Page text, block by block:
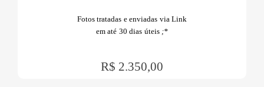
Fotos tratadas e enviadas via Link
em até 30 dias úteis ;*
R$ 2.350,00